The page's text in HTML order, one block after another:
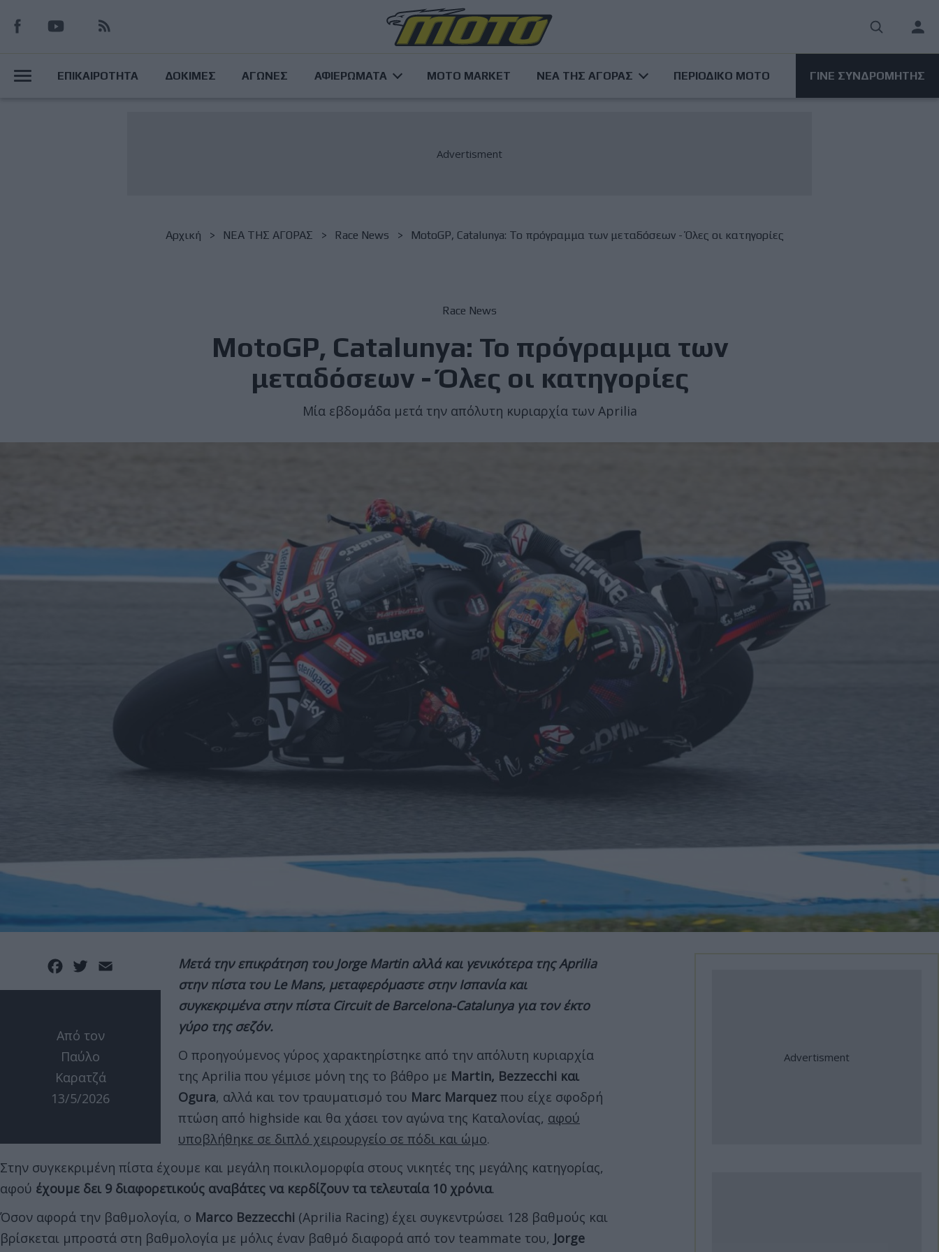
προς
κυρίως
User
MainΕΠΙΚΑΙΡΟΤΗΤΑ ΔΟΚΙΜΕΣ ΑΓΩΝΕΣ ΑΦΙΕΡΩΜΑΤΑ MOTO MARKET ΝΕΑ ΤΗΣ ΑΓΟΡΑΣ ΠΕΡΙΟΔΙΚΟ ΜΟΤΟ ΓΙΝΕ ΣΥΝΔΡΟΜΗΤΗΣ
BreadcrumbΑρχική NΕΑ ΤΗΣ ΑΓΟΡΑΣ Race News MotoGP, Catalunya: Το πρόγραμμα των μεταδόσεων - Όλες οι κατηγορίες
Race News
MotoGP, Catalunya: Το πρόγραμμα των
μεταδόσεων - Όλες οι κατηγορίες
Μία εβδομάδα μετά την απόλυτη κυριαρχία των Aprilia
Facebook
Twitter
Από τον
Παύλο
Καρατζά
13/5/2026
Μετά την επικράτηση του Jorge Martin αλλά και γενικότερα τηςAprilia
στην πίστα του Le Mans, μεταφερόμαστε στην Ισπανία και
συγκεκριμένα στην πίστα Circuitde Barcelona-Catalunya για τον έκτο
γύρο της σεζόν.
Ο προηγούμενος γύρος χαρακτηρίστηκε από την απόλυτη κυριαρχία
της Aprilia που γέμισε μόνη της το βάθρο με Martin, Bezzecchi και
Ogura, αλλά και τον τραυματισμό του Marc Marquez που είχε σφοδρή
πτώση από highside και θα χάσει τον αγώνα της Καταλονίας, αφού
υποβλήθηκε σε διπλό χειρουργείο σε πόδι και ώμο.
Στην συγκεκριμένη πίστα έχουμε και μεγάλη ποικιλομορφία στους νικητές της μεγάλης κατηγορίας,
αφού έχουμε δει 9 διαφορετικούς αναβάτες να κερδίζουν τα τελευταία 10 χρόνια.
Όσον αφορά την βαθμολογία, ο Marco Bezzecchi (Aprilia Racing) έχει συγκεντρώσει 128 βαθμούς και
βρίσκεται μπροστά στη βαθμολογία με μόλις έναν βαθμό διαφορά από τον teammate του, Jorge